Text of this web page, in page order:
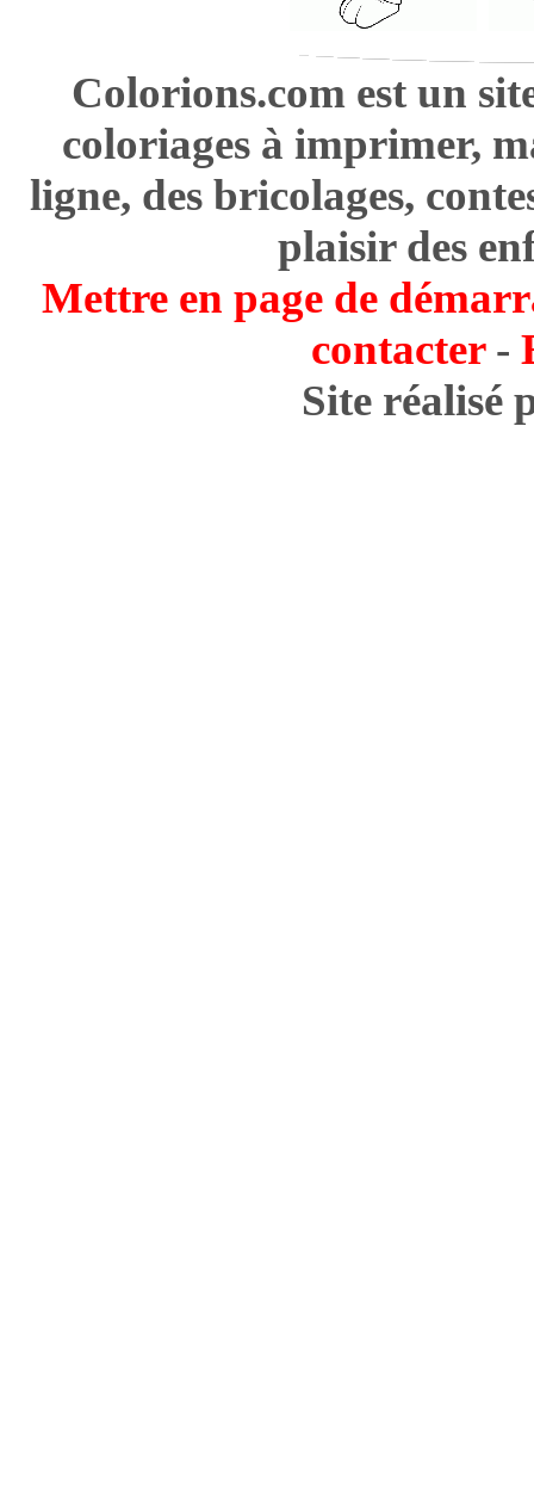
Colorions.com est un
coloriages à imprimer,
ligne, des bricolages,
plaisir des
Mettre en page de
contacter-
Site réalisé